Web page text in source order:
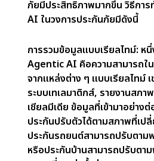
เพื่อยังคงสามารถแข่งขัน
ควบคุมได้มากขึ้นการนำเอเ
เป็นสิ่งจำเป็นสำหรับบริษัท
กฎระเบียบเพิ่มขึ้นและความ
ขึ้น โซลูชันที่ขับเคลื่อนด้วย
ประกันภัยสามารถจัดการกับ
ปรับปรุงการประเมินความเสี่
งาน และเพิ่มความพึงพอใจ
กำลังสร้างอุตสาหกรรมปร
ประสิทธิภาพมากขึ้น และพ